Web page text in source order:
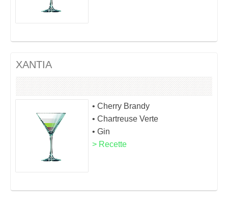
XANTIA
• Cherry Brandy
• Chartreuse Verte
• Gin
> Recette